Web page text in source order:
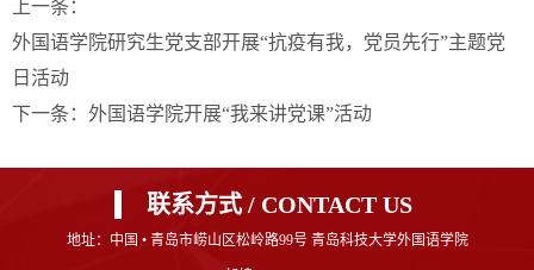
上一条：
外国语学院研究生党支部开展“抗疫有我，党员先行”主题党
日活动
下一条： 外国语学院开展“我来讲党课”活动
联系方式 / CONTACT US
地址：中国 • 青岛市崂山区松岭路99号 青岛科技大学外国语学院